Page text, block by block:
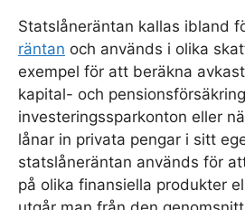
Statslåneräntan kallas ibland
räntan och används i olika
exempel för att beräkna
kapital- och
investeringssparkonton eller
lånar in privata pengar i sitt
statslåneräntan används för
på olika finansiella produkter